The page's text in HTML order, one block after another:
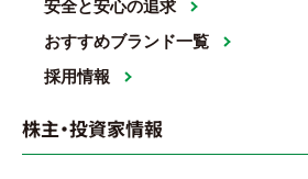
安全と安心の追求
おすすめブランド一覧
採用情報
株主・投資家情報